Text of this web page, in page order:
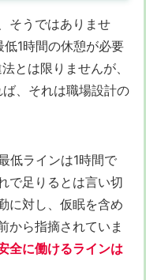
そうではありませ
1時間の休憩が必要
とは限りませんが、
、それは職場設計の
低ラインは1時間で
で足りるとは言い切
に対し、仮眠を含め
から指摘されていま
全に働けるラインは